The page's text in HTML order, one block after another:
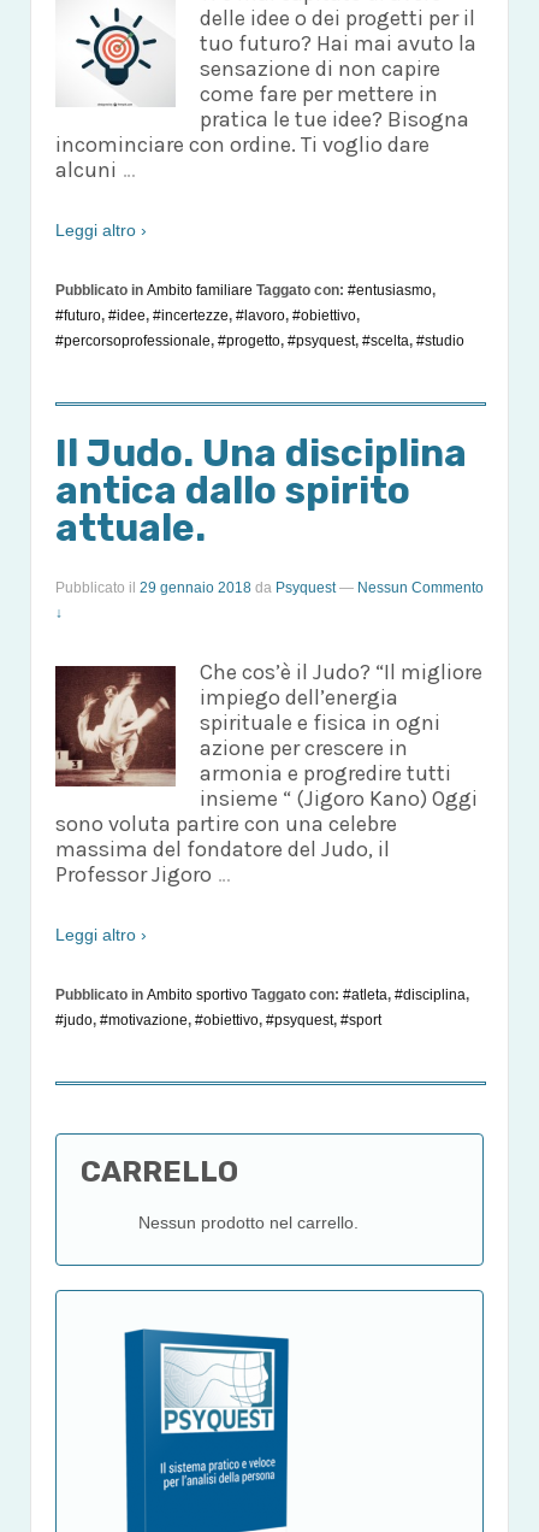
delle idee o dei progetti per il
tuo futuro? Hai mai avuto la
sensazione di non capire
come fare per mettere in
pratica le tue idee? Bisogna
incominciare con ordine. Ti voglio dare
alcuni …
Leggi altro ›
Pubblicato in Ambito familiare Taggato con: #entusiasmo,
#futuro, #idee, #incertezze, #lavoro, #obiettivo,
#percorsoprofessionale, #progetto, #psyquest, #scelta, #studio
Il Judo. Una disciplina
antica dallo spirito
attuale.
Pubblicato il 29 gennaio 2018 da Psyquest — Nessun Commento
↓
Che cos’è il Judo? “Il migliore
impiego dell’energia
spirituale e fisica in ogni
azione per crescere in
armonia e progredire tutti
insieme “ (Jigoro Kano) Oggi
sono voluta partire con una celebre
massima del fondatore del Judo, il
Professor Jigoro …
Leggi altro ›
Pubblicato in Ambito sportivo Taggato con: #atleta, #disciplina,
#judo, #motivazione, #obiettivo, #psyquest, #sport
CARRELLO
Nessun prodotto nel carrello.